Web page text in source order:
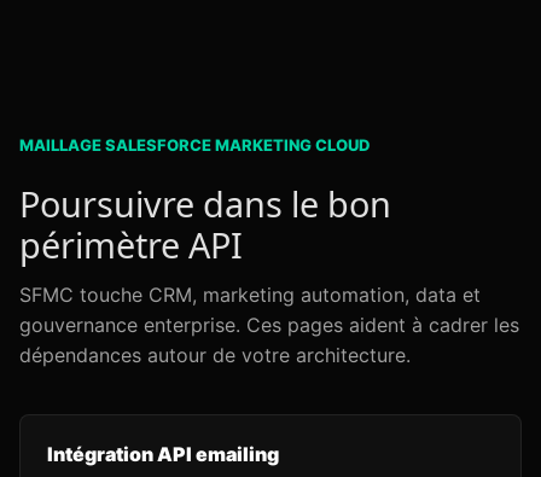
MAILLAGE SALESFORCE MARKETING CLOUD
Poursuivre dans le bon
périmètre API
SFMC touche CRM, marketing automation, data et
gouvernance enterprise. Ces pages aident à cadrer les
dépendances autour de votre architecture.
Intégration API emailing